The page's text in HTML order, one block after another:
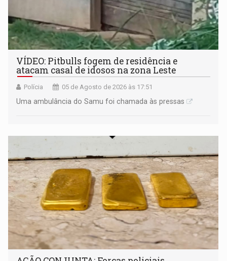
VÍDEO: Pitbulls fogem de residência e
atacam casal de idosos na zona Leste
Polícia 05 de Agosto de 2026 às 17:51
Uma ambulância do Samu foi chamada às pressas